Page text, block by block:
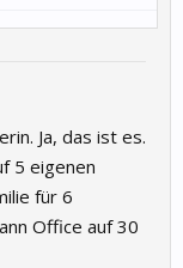
Ja, das ist es.
5 eigenen
für 6
Office auf 30